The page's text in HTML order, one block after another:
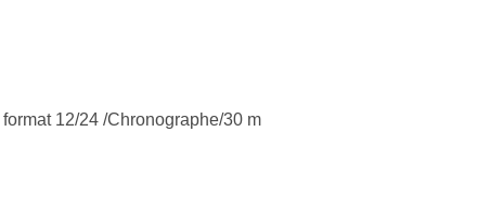
12/24 /Chronographe/30 m